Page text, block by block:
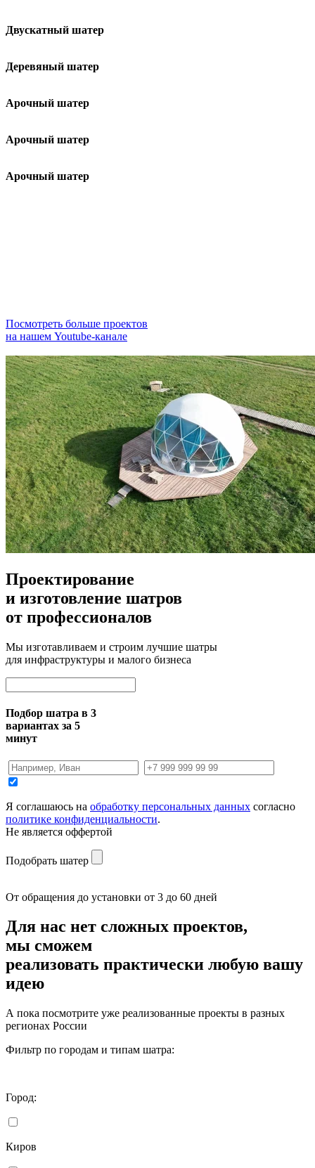
Двускатный шатер
Деревяный шатер
Арочный шатер
Арочный шатер
Арочный шатер
Посмотреть больше проектов
на нашем Youtube-канале
Проектирование
и изготовление шатров
от профессионалов
Мы изготавливаем и строим лучшие шатры
для инфраструктуры и малого бизнеса
Подбор шатра в 3
вариантах за 5
минут
Я соглашаюсь на обработку персональных данных согласно
политике конфиденциальности.
Не является оффертой
Подобрать шатер
От обращения до установки от 3 до 60 дней
Для нас нет сложных проектов,
мы сможем
реализовать практически любую вашу
идею
А пока посмотрите уже реализованные проекты в разных
регионах России
Фильтр по городам и типам шатра:
Город:
Киров